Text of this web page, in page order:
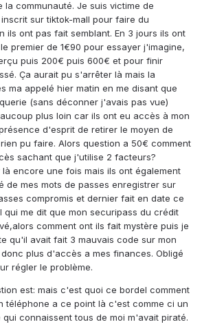
la communauté. Je suis victime de
sur tiktok-mall pour faire du
ils ont pas fait semblant. En 3 jours ils ont
premier de 1€90 pour essayer j'imagine,
puis 200€ puis 600€ et pour finir
Ça aurait pu s'arrêter là mais la
ma appelé hier matin en me disant que
(sans déconner j'avais pas vue)
plus loin car ils ont eu accès à mon
d'esprit de retirer le moyen de
pu faire. Alors question a 50€ comment
sachant que j'utilise 2 facteurs?
encore une fois mais ils ont également
de mes mots de passes enregistrer sur
compromis et dernier fait en date ce
qui me dit que mon securipass du crédit
comment ont ils fait mystère puis je
qu'il avait fait 3 mauvais code sur mon
plus d'accès a mes finances. Obligé
régler le problème.
est: mais c'est quoi ce bordel comment
téléphone a ce point là c'est comme ci un
qui connaissent tous de moi m'avait piraté.